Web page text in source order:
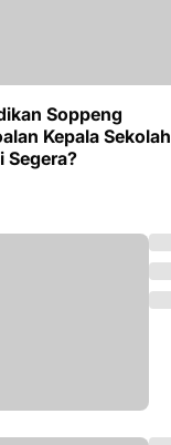
Soppeng
Kepala Sekolah
Segera?